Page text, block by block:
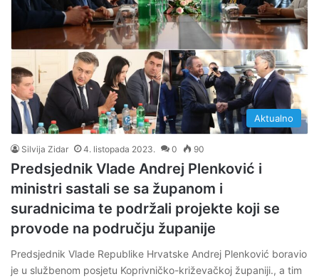
Aktualno
Silvija Zidar 4. listopada 2023. 0 90
Predsjednik Vlade Andrej Plenković i
ministri sastali se sa županom i
suradnicima te podržali projekte koji se
provode na području županije
Predsjednik Vlade Republike Hrvatske Andrej Plenković boravio
je u službenom posjetu Koprivničko-križevačkoj županiji., a tim